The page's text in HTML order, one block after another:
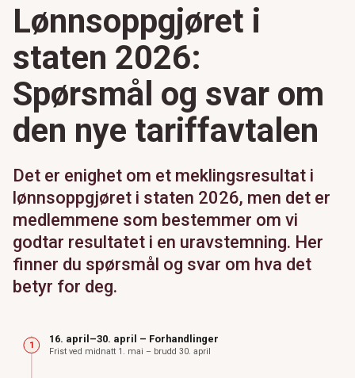
Lønnsoppgjøret i
staten 2026:
Spørsmål og svar om
den nye tariffavtalen
Det er enighet om et meklingsresultat i
lønnsoppgjøret i staten 2026, men det er
medlemmene som bestemmer om vi
godtar resultatet i en uravstemning. Her
finner du spørsmål og svar om hva det
betyr for deg.
1
16. april–30. april – Forhandlinger
Frist ved midnatt 1. mai – brudd 30. april